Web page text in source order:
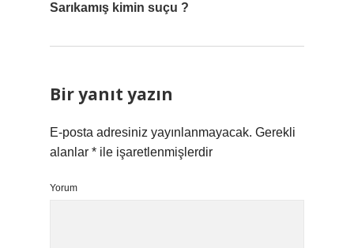
Sarıkamış kimin suçu ?
Bir yanıt yazın
E-posta adresiniz yayınlanmayacak. Gerekli
alanlar * ile işaretlenmişlerdir
Yorum